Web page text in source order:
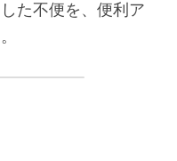
た不便を、便利ア